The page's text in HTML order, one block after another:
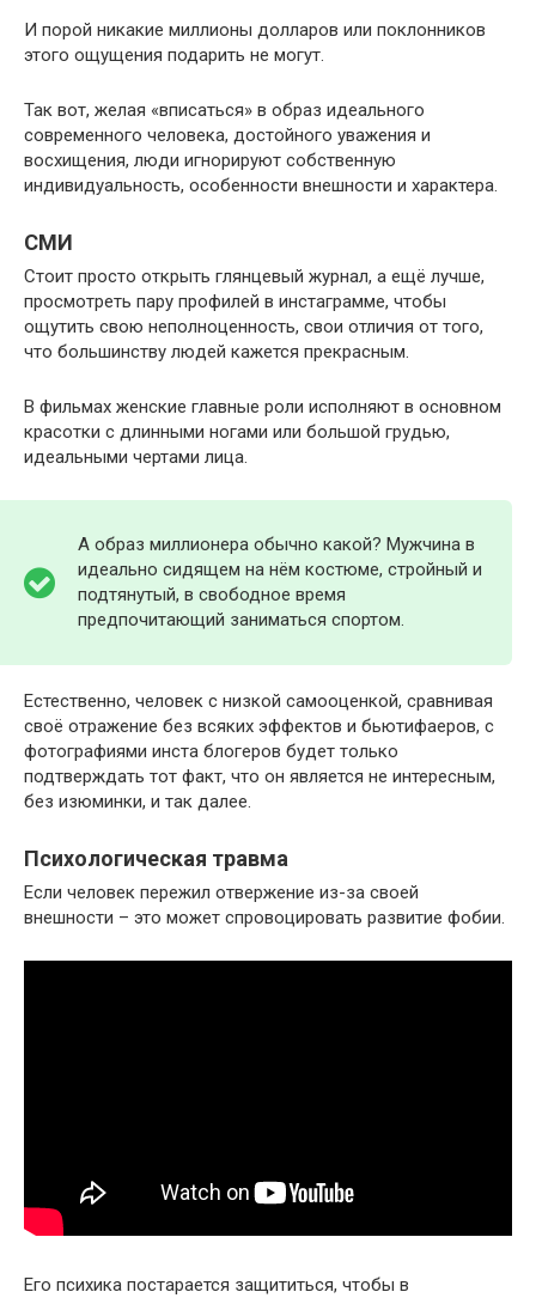
И порой никакие миллионы долларов или поклонников
этого ощущения подарить не могут.
Так вот, желая «вписаться» в образ идеального
современного человека, достойного уважения и
восхищения, люди игнорируют собственную
индивидуальность, особенности внешности и характера.
СМИ
Стоит просто открыть глянцевый журнал, а ещё лучше,
просмотреть пару профилей в инстаграмме, чтобы
ощутить свою неполноценность, свои отличия от того,
что большинству людей кажется прекрасным.
В фильмах женские главные роли исполняют в основном
красотки с длинными ногами или большой грудью,
идеальными чертами лица.
А образ миллионера обычно какой? Мужчина в
идеально сидящем на нём костюме, стройный и
подтянутый, в свободное время
предпочитающий заниматься спортом.
Естественно, человек с низкой самооценкой, сравнивая
своё отражение без всяких эффектов и бьютифаеров, с
фотографиями инста блогеров будет только
подтверждать тот факт, что он является не интересным,
без изюминки, и так далее.
Психологическая травма
Если человек пережил отвержение из-за своей
внешности – это может спровоцировать развитие фобии.
Его психика постарается защититься, чтобы в